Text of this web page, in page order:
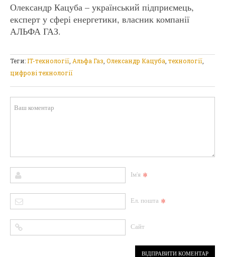
Олександр Кацуба – український підприємець,
експерт у сфері енергетики, власник компанії
АЛЬФА ГАЗ.
Теги:IT-технології Альфа Газ Олександр Кацуба технології
цифрові технології
Ім'я *
Ел. пошта *
Сайт